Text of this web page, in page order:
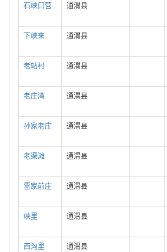
石峡口营 通渭县
下峡来 通渭县
老站村 通渭县
老庄湾 通渭县
孙家老庄 通渭县
老渠滩 通渭县
雷家前庄 通渭县
峡里 通渭县
西沟里 通渭县